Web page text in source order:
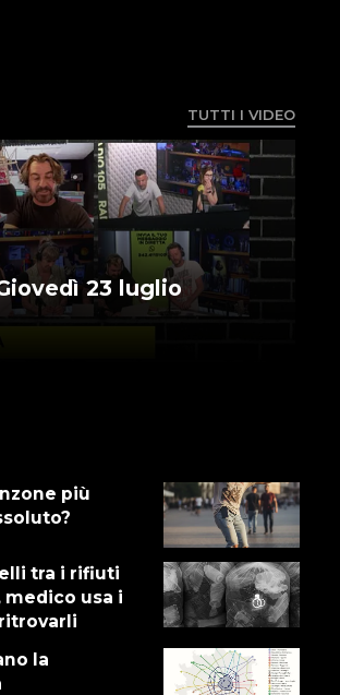
TUTTI I VIDEO
23 luglio
più
tra i rifiuti
usa i
la
2026
5 - Episodio 14
2026
abita Ennio 103: Revisione